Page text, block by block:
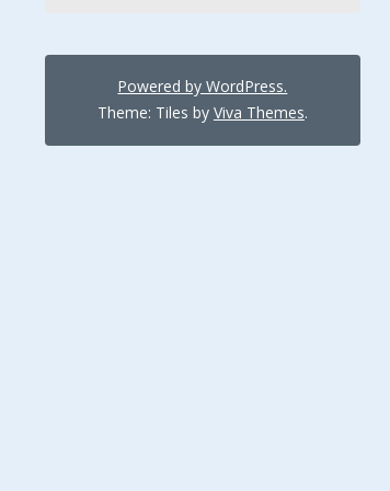
Powered by WordPress.
Theme: Tiles by Viva Themes.